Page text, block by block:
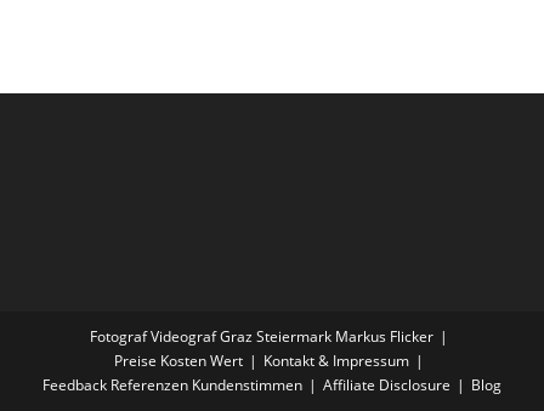
Fotograf Videograf Graz Steiermark Markus Flicker
Preise Kosten Wert
Kontakt & Impressum
Feedback Referenzen Kundenstimmen
Affiliate Disclosure Blog